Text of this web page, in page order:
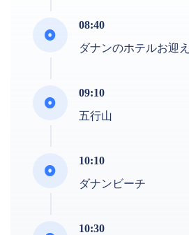
08:40
ダナンのホテルお迎え
09:10
五行山
10:10
ダナンビーチ
10:30